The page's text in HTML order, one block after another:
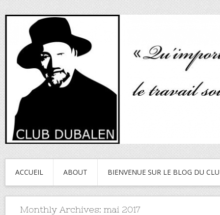
ACCUEIL ABOUT BIENVENUE SUR LE BLOG DU
Monthly Archives: mai 2017